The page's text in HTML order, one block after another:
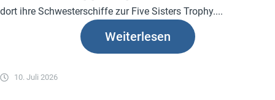
dort ihre Schwesterschiffe zur Five Sisters Trophy....
10. Juli 2026
Weiterlesen